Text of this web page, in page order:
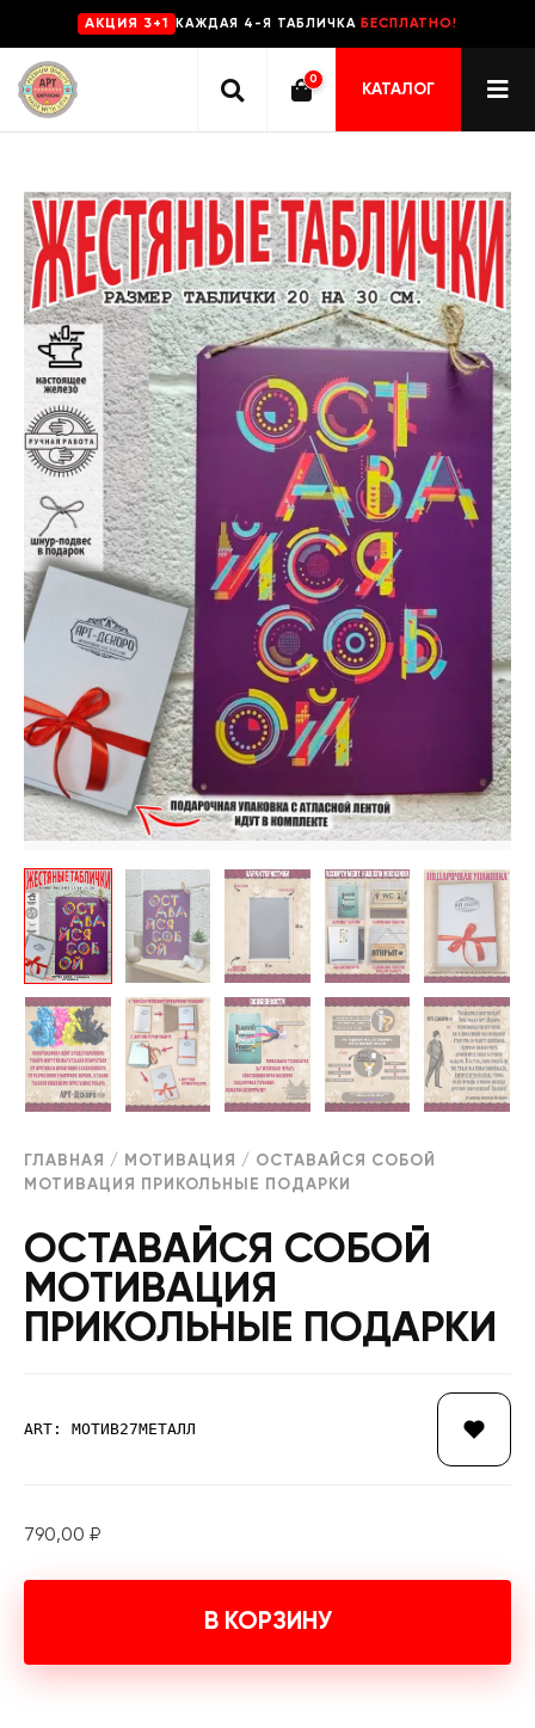
AKЦИЯ 3+1 КАЖДАЯ 4-Я ТАБЛИЧКА БЕСПЛАТНО!
0
КАТАЛОГ
ГЛАВНАЯ / МОТИВАЦИЯ / ОСТАВАЙСЯ СОБОЙ
МОТИВАЦИЯ ПРИКОЛЬНЫЕ ПОДАРКИ
ОСТАВАЙСЯ СОБОЙ
МОТИВАЦИЯ
ПРИКОЛЬНЫЕ ПОДАРКИ
ART: МОТИВ27МЕТАЛЛ
790,00 ₽
В КОРЗИНУ